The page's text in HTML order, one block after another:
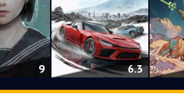
9 6.3